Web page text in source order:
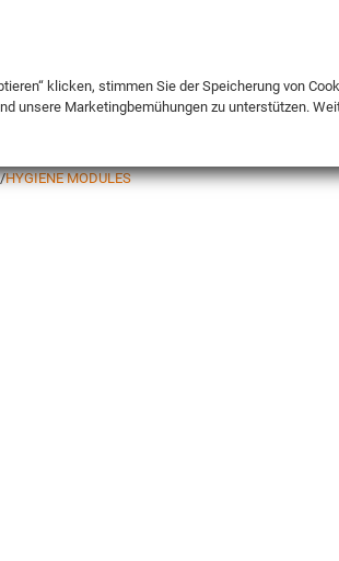
HYGIENE MODULES
klicken, stimmen Sie der Speicherung von
unsere Marketingbemühungen zu unterstützen.